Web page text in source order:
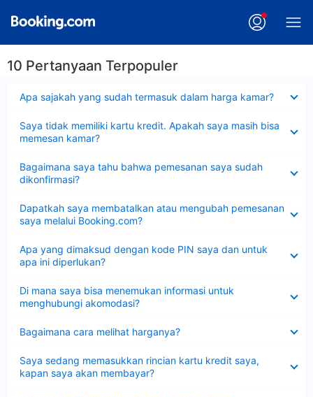
10 Pertanyaan Terpopuler
Apa sajakah yang sudah termasuk dalam harga kamar?
Saya tidak memiliki kartu kredit. Apakah saya masih bisa
memesan kamar?
Bagaimana saya tahu bahwa pemesanan saya sudah
dikonfirmasi?
Dapatkah saya membatalkan atau mengubah pemesanan
saya melalui Booking.com?
Apa yang dimaksud dengan kode PIN saya dan untuk
apa ini diperlukan?
Di mana saya bisa menemukan informasi untuk
menghubungi akomodasi?
Bagaimana cara melihat harganya?
Saya sedang memasukkan rincian kartu kredit saya,
kapan saya akan membayar?